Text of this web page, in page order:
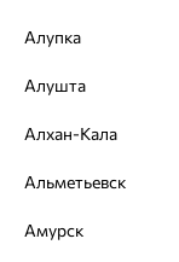
золото,
MAGIC
46 956
Алупка
Алушта
Алхан-Кала
Альметьевск
Амурск